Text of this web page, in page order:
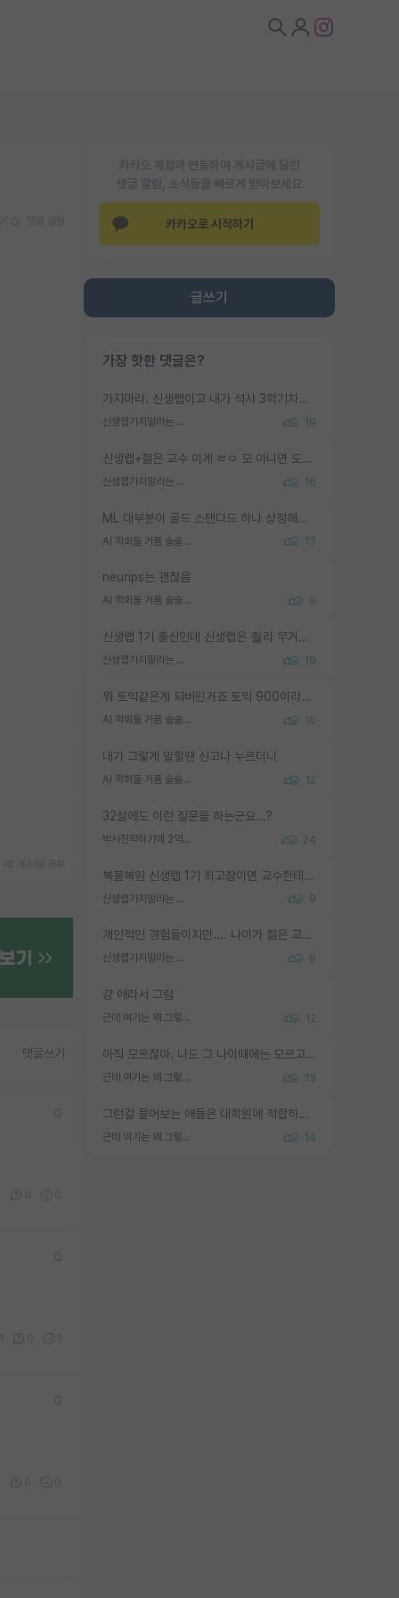
카카오 계정과 연동하여 게시글에 달린
댓글 알람, 소식등을 빠르게 받아보세요
카카오로 시작하기
글쓰기
가장 핫한 댓글은?
가지마라. 신생랩이고 내가 석사 3학기차인데 최고참인데 나도 아무것도 모르는데 교수가 후배들 왜 논문 교육 안시키냐. 논문 왜 안 써오냐 닦달한다
신생랩가지말라는 이유가 있었구나 19
신생랩+젊은 교수 이게 ㄹㅇ 모 아니면 도인듯.
신생랩가지말라는 이유가 있었구나 16
ML 대부분이 골드 스탠다드 하나 상정해놓고 (벤치마크 데이터셋이 여러 개면 여러 개 상정) 그거 얼마나 잘 맞추나 싸움임 가끔 번뜩이는 설계 철학을 보여주는 논문들도 있지만 대부분 그거 성적 얼마나 더 올리느라에 혈안이 되어 있는 측면이 잇음
AI 학회들 거품 슬슬 지적이 나오네요 13
neurips는 괜찮음
AI 학회들 거품 슬슬 지적이 나오네요 9
신생랩 1기 출신인데 신생랩은 줠라 무거운 바벨 같은거임. 들면 대박인데 못들면 깔려 죽음. 아무도 알려주지 않는 환경에서 자생해야하지만, 일단 살아남았다면 그 어떤 사람보다 악착같고 생존력 높은 사람으로 거듭날 수 있음
신생랩가지말라는 이유가 있었구나 19
뭐 토익같은게 되버린거죠 토익 900이라고 영어잘하는건 아닙니다만 잘하는사람은 다 900을 넘는 그런
AI 학회들 거품 슬슬 지적이 나오네요 10
내가 그렇게 말할땐 신고나 누르더니
AI 학회들 거품 슬슬 지적이 나오네요 12
32살에도 이런 질문을 하는군요...?
박사진학하기에 2억은 괜찮은 (?) 정도의 경제력인가요 24
복불복임 신생랩 1기 최고참이면 교수한테 직접 지도받는 시간이 매우 많음 제대로 된 교수라면 말이지 그게 아니라면 그냥 넌 해방 불가능한 노예 1호에 감점쓰레기통이 되는거고
신생랩가지말라는 이유가 있었구나 9
개인적인 경험들이지만.... 나이가 젊은 교수일수록 꼰대라는 가면을 쓴 채로 무례함을 행동하는 경우가 거의 90% 정도였음. 나이가 어린데 다른 또래들과 달리 명예, 권력, 재력까지 얻었으니 세상 다 가진 기분이겠지. 오히러 나이 든 교수들이 행동과 말을 더 조심하시더라.
신생랩가지말라는 이유가 있었구나 9
걍 애라서 그럼
근데 여기는 왜 그렇게 SPK를 물어보는거임? 12
아직 모르잖아. 나도 그 나이때에는 모르고 평가 받고 안심하고 싶었어.
근데 여기는 왜 그렇게 SPK를 물어보는거임? 13
그런걸 물어보는 애들은 대학원에 적합하지 않다
근데 여기는 왜 그렇게 SPK를 물어보는거임? 14
댓글쓰기